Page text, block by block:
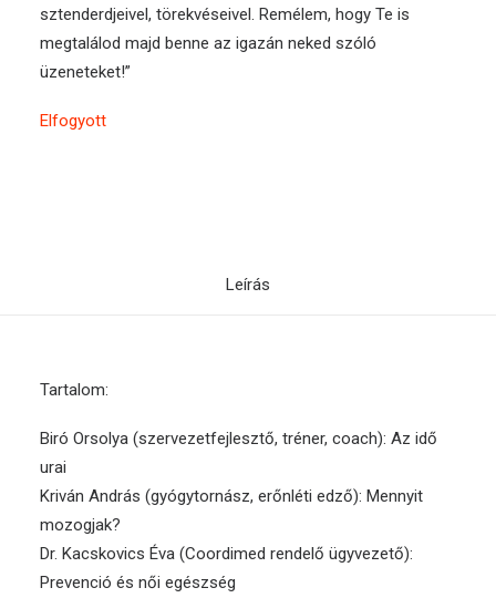
sztenderdjeivel, törekvéseivel. Remélem, hogy Te is
megtalálod majd benne az igazán neked szóló
üzeneteket!”
Elfogyott
Leírás
Tartalom:
Biró Orsolya (szervezetfejlesztő, tréner, coach): Az idő
urai
Kriván András (gyógytornász, erőnléti edző): Mennyit
mozogjak?
Dr. Kacskovics Éva (Coordimed rendelő ügyvezető):
Prevenció és női egészség